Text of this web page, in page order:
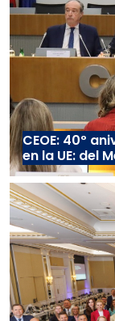
CEOE: 40º
en la UE: del